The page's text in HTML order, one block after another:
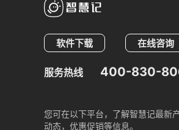
软件下载 在线咨询
服务热线 400-830-
您可在以下平台，了解智慧记最新
动态，优惠促销等信息。